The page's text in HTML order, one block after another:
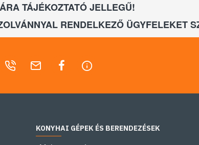
TÁJÉKOZTATÓ JELLEGŰ!
RENDELKEZŐ ÜGYFELEKET
KONYHAI GÉPEK ÉS BERENDEZÉSEK